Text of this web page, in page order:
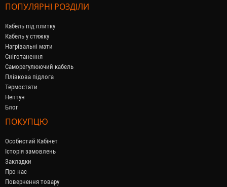
ПОПУЛЯРНІ РОЗДІЛИ
Кабель під плитку
Кабель у стяжку
Нагрівальні мати
Сніготанення
Саморегулюючий кабель
Плівкова підлога
Термостати
Нептун
Блог
ПОКУПЦЮ
Особистий Кабінет
Історія замовлень
Закладки
Про нас
Повернення товару